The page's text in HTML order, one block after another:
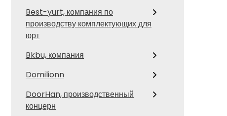
Best-yurt, компания по
производству комплектующих для
юрт
Bkbu, компания
Domilionn
DoorHan, производственный
концерн